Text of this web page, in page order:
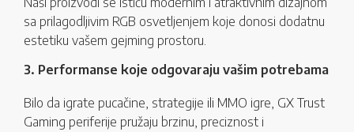
sa prilagodljivim RGB osvetljenjem koje donosi dodatnu
estetiku vašem gejming prostoru.
3. Performanse koje odgovaraju vašim potrebama
Bilo da igrate pucačine, strategije ili MMO igre, GX Trust
Gaming periferije pružaju brzinu, preciznost i